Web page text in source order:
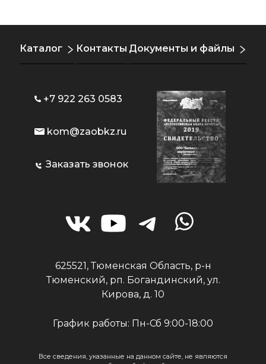
Каталог Контакты Документы и файлы
+7 922 263 0583
kom@zaobkz.ru
Заказать звонок
625521, Тюменская Область, р-н
Тюменский, рп. Богандинский, ул.
Кирова, д. 10
График работы: Пн-Сб 9:00-18:00
Все сведения, указанные на данном сайте, не являются